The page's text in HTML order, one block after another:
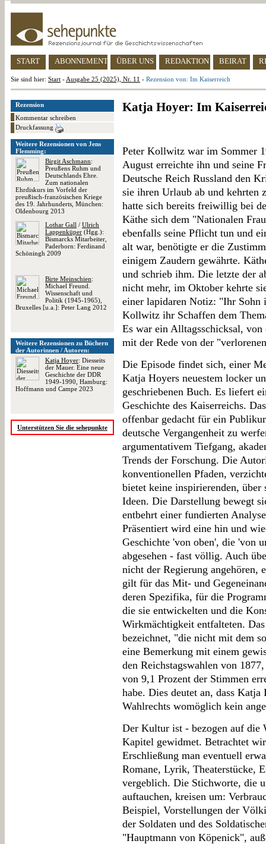
START ABONNEMENT ÜBER UNS REDAKTION BEIRAT
Sie sind hier: Start - Ausgabe 25 (2025), Nr. 11 - Rezension von: Im Kaiserreich
Rezension
Kommentar schreiben
Druckfassung
Weitere Rezensionen von Jens
Flemming:
Birgit Aschmann:
Preußens Ruhm und
Deutschlands Ehre.
Zum nationalen
Ehrdiskurs im Vorfeld der
preußisch-französischen Kriege
des 19. Jahrhunderts, München:
Oldenbourg 2013
Lothar Gall / Ulrich
Lappenküper (Hgg.):
Bismarcks Mitarbeiter,
Paderborn: Ferdinand
Schöningh 2009
Birte Meinschien:
Michael Freund.
Wissenschaft und
Politik (1945-1965),
Bruxelles [u.a.]: Peter Lang 2012
Weitere Rezensionen zu Büchern
der Autorinnen / Autoren:
Katja Hoyer: Diesseits
der Mauer. Eine neue
Geschichte der DDR
1949-1990, Hamburg:
Hoffmann und Campe 2023
Unterstützen Sie die sehepunkte
Katja Hoyer: Im
Peter Kollwitz war im Sommer
August erreichte ihn und seine
Deutsche Reich Russland den
sie ihren Urlaub ab und kehrten
hatte sich bereits freiwillig bei
Käthe sich dem "Nationalen
ebenfalls seine Pflicht tun und
alt war, benötigte er die
einigem Zaudern gewährte.
und schrieb ihm. Die letzte der
nicht mehr, im Oktober kehrte
einer lapidaren Notiz: "Ihr Sohn
Kollwitz ihr Schaffen dem
Es war ein Alltagsschicksal,
mit der Rede von der
Die Episode findet sich, einer
Katja Hoyers neuestem locker
geschriebenen Buch. Es liefert
Geschichte des Kaiserreichs.
offenbar gedacht für ein
deutsche Vergangenheit zu
argumentativem Tiefgang,
Trends der Forschung. Die
konventionellen Pfaden,
bietet keine inspirierenden, über
Ideen. Die Darstellung bewegt
entbehrt einer fundierten
Präsentiert wird eine hin und
Geschichte 'von oben', die 'von
abgesehen - fast völlig. Auch
nicht der Regierung angehören,
gilt für das Mit- und
deren Spezifika, für die
die sie entwickelten und die
Wirkmächtigkeit entfalteten.
bezeichnet, "die nicht mit dem
eine Bemerkung mit einem
den Reichstagswahlen von
von 9,1 Prozent der Stimmen
habe. Dies deutet an, dass
Wahlrechts womöglich kein
Der Kultur ist - bezogen auf die
Kapitel gewidmet. Betrachtet
Erschließung man eventuell
Romane, Lyrik, Theaterstücke,
vergeblich. Die Stichworte, die
auftauchen, kreisen um:
Beispiel, Vorstellungen der
der Soldaten und des
"Hauptmann von Köpenick",